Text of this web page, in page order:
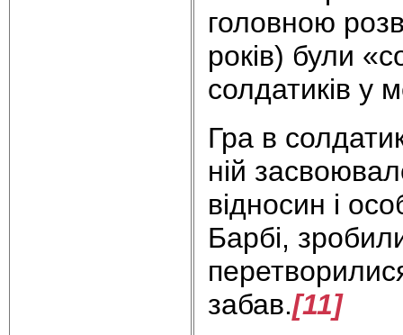
головною
років) були
солдатиків у
Гра в
ній
відносин і
Барбі,
забав.[11]